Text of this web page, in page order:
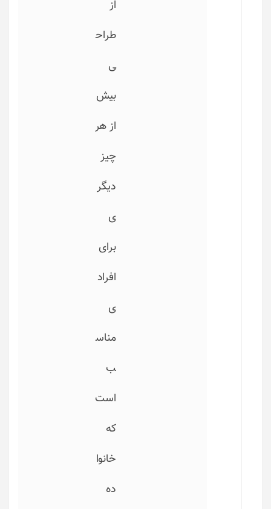
از
طراح
ی
بیش
از هر
چیز
دیگر
ی
برای
افراد
ی
مناس
ب
است
که
خانوا
ده